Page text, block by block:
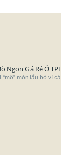
Ngon Giá Rẻ Ở
“mê” món lẩu bò vì